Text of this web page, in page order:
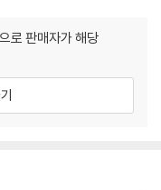
로 판매자가 해당